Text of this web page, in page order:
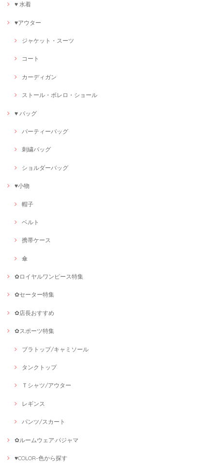
♥ 水着
♥アウター
ジャケット・スーツ
コート
カーディガン
ストール・ボレロ・ショール
♥ バッグ
パーティーバッグ
刺繍バッグ
ショルダーバッグ
♥小物
帽子
ベルト
携帯ケース
傘
✿ロイヤルワンピース特集
✿セーター特集
✿店長おすすめ
✿スポーツ特集
ブラトップ/キャミソール
タンクトップ
Ｔシャツ/アウター
レギンス
パンツ/スカート
✿ルームウェア·パジャマ
♥COLOR-色から探す